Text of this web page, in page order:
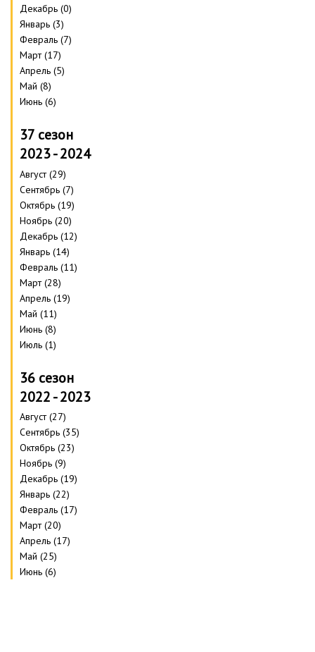
Декабрь (0)
Январь (3)
Февраль (7)
Март (17)
Апрель (5)
Май (8)
Июнь (6)
37 сезон
2023 - 2024
Август (29)
Сентябрь (7)
Октябрь (19)
Ноябрь (20)
Декабрь (12)
Январь (14)
Февраль (11)
Март (28)
Апрель (19)
Май (11)
Июнь (8)
Июль (1)
36 сезон
2022 - 2023
Август (27)
Сентябрь (35)
Октябрь (23)
Ноябрь (9)
Декабрь (19)
Январь (22)
Февраль (17)
Март (20)
Апрель (17)
Май (25)
Июнь (6)